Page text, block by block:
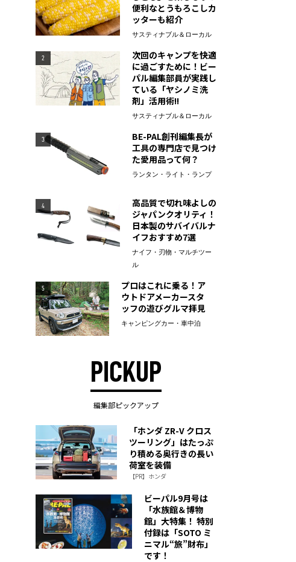
便利なとうもろこしカ
ッターも紹介
サスティナブル＆ローカル
2
次回のキャンプを快適
に過ごすために！ビー
パル編集部員が実践し
ている「ヤシノミ洗
剤」活用術!!
サスティナブル＆ローカル
3
BE-PAL創刊編集長が
工具の専門店で見つけ
た愛用品って何？
ランタン・ライト・ランプ
4
高品質で切れ味よしの
ジャパンクオリティ！
日本製のサバイバルナ
イフおすすめ7選
ナイフ・刃物・マルチツー
ル
5
プロはこれに乗る！ア
ウトドアメーカースタ
ッフの遊びグルマ拝見
キャンピングカー・車中泊
PICKUP
編集部ピックアップ
「ホンダ ZR-V クロス
ツーリング」はたっぷ
り積める奥行きの長い
荷室を装備
【PR】ホンダ
ビーパル9月号は
「水族館＆博物
館」大特集！ 特別
付録は「SOTO ミ
ニマル“旅”財布」
です！